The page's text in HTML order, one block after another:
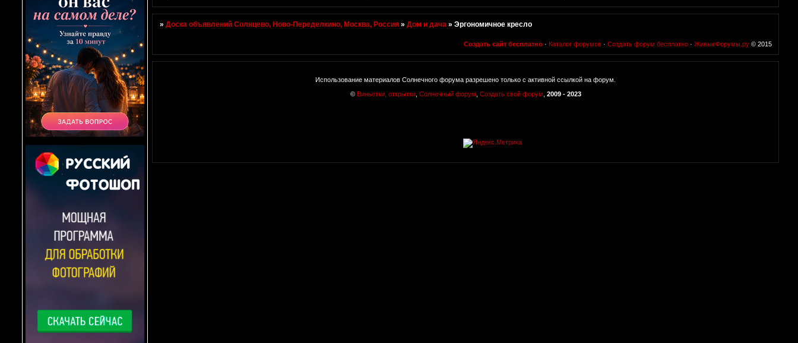
»Доска объявлений Солнцево, Ново-Переделкино, Москва, Россия »Дом и дача »Эргономичное кресло
Создать сайт бесплатно · Каталог форумов · Создать форум бесплатно · ЖивыеФорумы.ру © 2015
Использование материалов Солнечного форума разрешено только с активной ссылкой на форум.
© Виньетки, открытки, Солнечный форум Создать свой форум 2009 - 2023